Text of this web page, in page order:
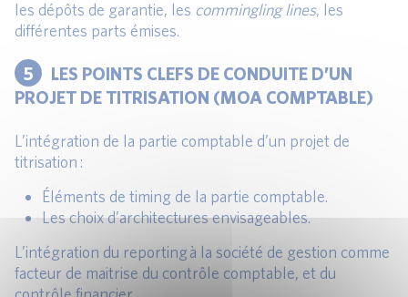
les dépôts de garantie, les commingling lines, les
différentes parts émises.
5
LES POINTS CLEFS DE CONDUITE D’UN
PROJET DE TITRISATION (MOA COMPTABLE)
L’intégration de la partie comptable d’un projet de
titrisation :
Éléments de timing de la partie comptable.
Les choix d’architectures envisageables.
L’intégration du reporting à la société de gestion comme
facteur de maitrise du contrôle comptable, et du